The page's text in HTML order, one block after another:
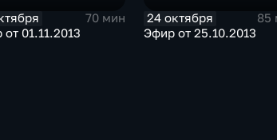
70 мин
01.11.2013
24 октября
85
Эфир от 25.10.2013